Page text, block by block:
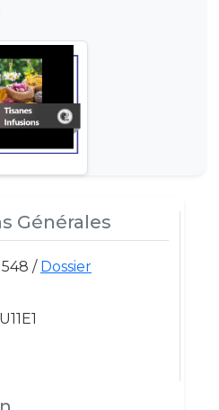
Générales
548 / Dossier